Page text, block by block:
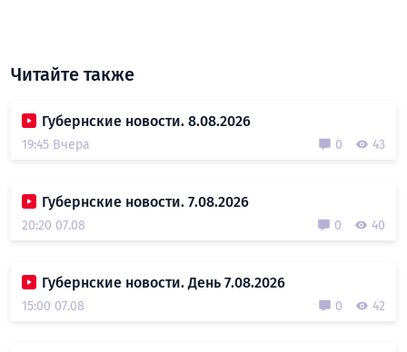
Читайте также
Губернские новости. 8.08.2026
19:45 Вчера 0 43
Губернские новости. 7.08.2026
20:20 07.08 0 40
Губернские новости. День 7.08.2026
15:00 07.08 0 42